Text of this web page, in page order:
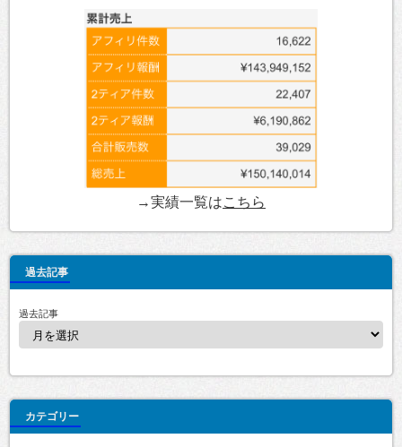
→実績一覧はこちら
過去記事
過去記事
カテゴリー